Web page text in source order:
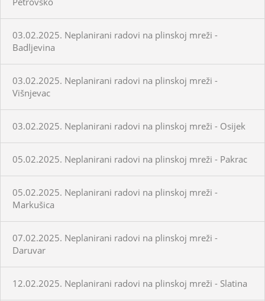
03.02.2025. Neplanirani radovi na plinskoj mreži -
Badljevina
03.02.2025. Neplanirani radovi na plinskoj mreži -
Višnjevac
03.02.2025. Neplanirani radovi na plinskoj mreži - Osijek
05.02.2025. Neplanirani radovi na plinskoj mreži - Pakrac
05.02.2025. Neplanirani radovi na plinskoj mreži -
Markušica
07.02.2025. Neplanirani radovi na plinskoj mreži -
Daruvar
12.02.2025. Neplanirani radovi na plinskoj mreži - Slatina